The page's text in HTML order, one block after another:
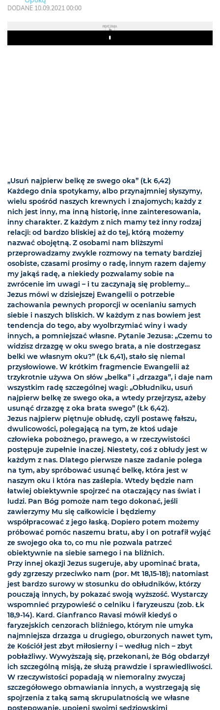
DODANE 10.09.2021 00:00
REKLAMA
Play
„Usuń najpierw belkę ze swego oka” (Łk 6,42)
Każdego dnia spotykamy, albo przynajmniej słyszymy,
wielu spośród naszych krewnych i znajomych; każdy z
nich jest inny, ma inną historię, inne zainteresowania,
inny charakter. Z każdym z nich mamy też inny rodzaj
relacji: od bardzo bliskiej aż do tej, którą możemy
nazwać obojętną. Z osobami nam bliższymi
przeprowadzamy zwykle rozmowy na tematy bardziej
osobiste, czasami prosimy o radę, innym razem dajemy
my jakąś radę, a niekiedy pozwalamy sobie na
zwrócenie im uwagi – i tu zaczynają się problemy…
Jezus mówi w dzisiejszej Ewangelii o potrzebie
zachowania pewnych proporcji w ocenianiu samych
siebie i naszych bliskich. W każdym z nas bowiem jest
tendencja do tego, aby wyolbrzymiać winy i wady
innych, a pomniejszać własne. Pytanie Jezusa: „Czemu to
widzisz drzazgę w oku swego brata, a nie dostrzegasz
belki we własnym oku?” (Łk 6,41), stało się niemal
przysłowiowe. W krótkim fragmencie Ewangelii aż
trzykrotnie używa On słów „belka” i „drzazga”, i daje nam
wszystkim radę szczególnej wagi: „Obłudniku, usuń
najpierw belkę ze swego oka, a wtedy przejrzysz, ażeby
usunąć drzazgę z oka brata swego” (Łk 6,42).
Jezus najpierw piętnuje obłudę, czyli postawę fałszu,
dwulicowości, polegającą na tym, że ktoś udaje
człowieka pobożnego, prawego, a w rzeczywistości
postępuje zupełnie inaczej. Niestety, coś z obłudy jest w
każdym z nas. Dlatego pierwsze nasze zadanie polega
na tym, aby spróbować usunąć belkę, która jest w
naszym oku i która nas zaślepia. Wtedy będzie nam
łatwiej obiektywnie spojrzeć na otaczający nas świat i
ludzi. Pan Bóg pomoże nam tego dokonać, jeśli
zawierzymy Mu się całkowicie i będziemy
współpracować z jego łaską. Dopiero potem możemy
próbować pomóc naszemu bratu, aby i on potrafił wyjąć
ze swojego oka to, co mu nie pozwala patrzeć
obiektywnie na siebie samego i na bliźnich.
Przy innej okazji Jezus sugeruje, aby upominać brata,
gdy zgrzeszy przeciwko nam (por. Mt 18,15-18); natomiast
jest bardzo surowy w stosunku do obłudników, którzy
pouczają innych, by pokazać swoją wyższość. Wystarczy
wspomnieć przypowieść o celniku i faryzeuszu (zob. Łk
18,9-14). Kard. Gianfranco Ravasi mówił kiedyś o
faryzejskich cenzorach bliźniego, którym nie umyka
najmniejsza drzazga u drugiego, oburzonych nawet tym,
że Kościół jest zbyt miłosierny i – według nich – zbyt
pobłażliwy. Wywyższają się, przekonani, że Bóg obdarzył
ich szczególną misją, że służą prawdzie i sprawiedliwości.
W rzeczywistości popadają w niemoralny zwyczaj
szczegółowego obmawiania innych, a wystrzegają się
spojrzenia z taką samą skrupulatnością we własne
postępowanie, upojeni swoimi sędziowskimi